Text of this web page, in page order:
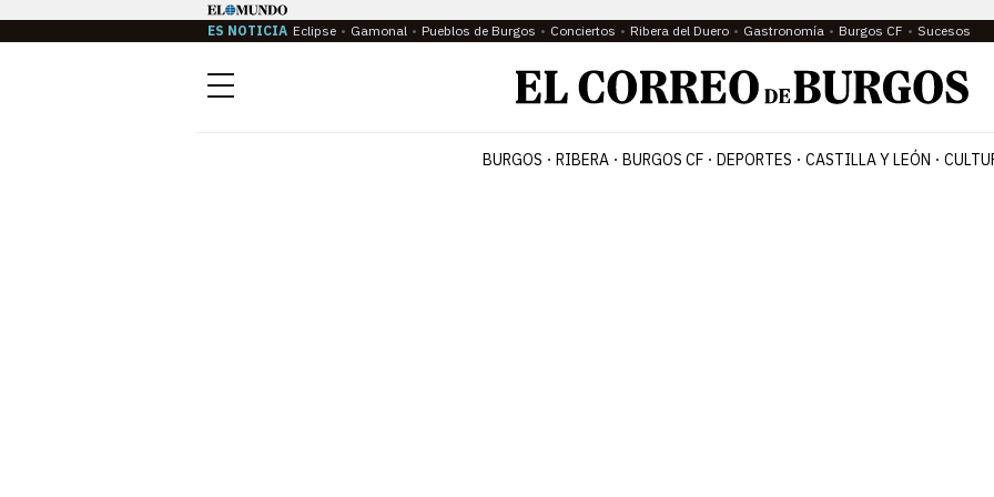
ES NOTICIA Eclipse Gamonal Pueblos de Burgos Conciertos Ribera del Duero Gastronomía Burgos CF Sucesos
Menú
BURGOS RIBERA BURGOS CF DEPORTES CASTILLA Y LEÓN